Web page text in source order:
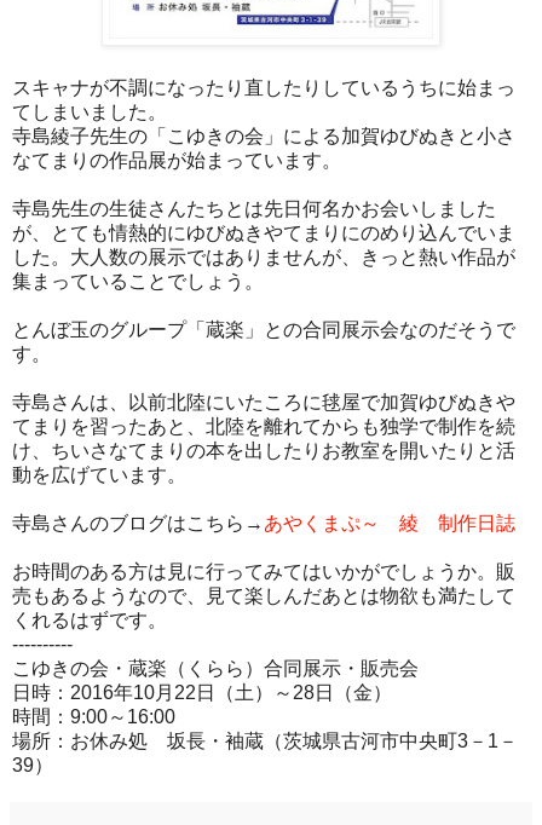
スキャナが不調になったり直したりしているうちに始まっ
てしまいました。
寺島綾子先生の「こゆきの会」による加賀ゆびぬきと小さ
なてまりの作品展が始まっています。
寺島先生の生徒さんたちとは先日何名かお会いしました
が、とても情熱的にゆびぬきやてまりにのめり込んでいま
した。大人数の展示ではありませんが、きっと熱い作品が
集まっていることでしょう。
とんぼ玉のグループ「蔵楽」との合同展示会なのだそうで
す。
寺島さんは、以前北陸にいたころに毬屋で加賀ゆびぬきや
てまりを習ったあと、北陸を離れてからも独学で制作を続
け、ちいさなてまりの本を出したりお教室を開いたりと活
動を広げています。
寺島さんのブログはこちら→ あやくまぷ～ 綾 制作日誌
お時間のある方は見に行ってみてはいかがでしょうか。販
売もあるようなので、見て楽しんだあとは物欲も満たして
くれるはずです。
----------
こゆきの会・蔵楽（くらら）合同展示・販売会
日時：2016年10月22日（土）～28日（金）
時間：9:00～16:00
場所：お休み処 坂長・袖蔵（茨城県古河市中央町3－1－
39）